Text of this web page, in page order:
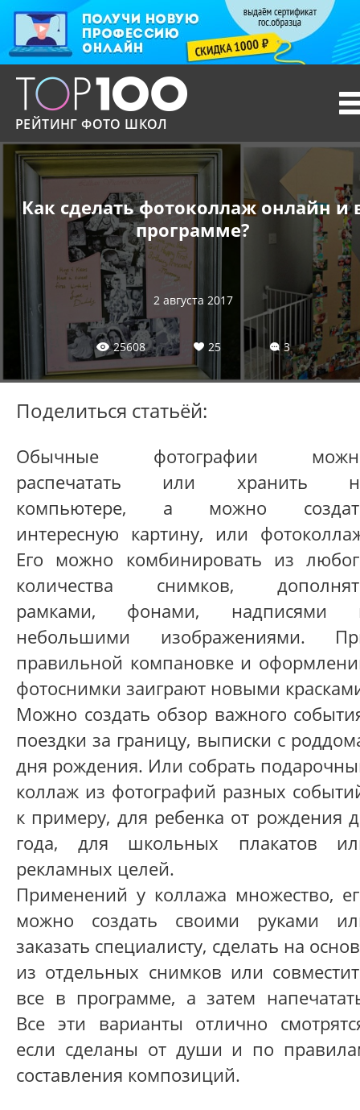
РЕЙТИНГ ФОТО ШКОЛ
Как сделать фотоколлаж онлайн и
программе?
2 августа 2017
25608 25 3
Поделиться статьёй:
Обычные фотографии
распечатать или хранить
компьютере, а можно
интересную картину, или
Его можно комбинировать из
количества снимков,
рамками, фонами, надписями
небольшими изображениями.
правильной компановке и
фотоснимки заиграют новыми
Можно создать обзор важного
поездки за границу, выписки с
дня рождения. Или собрать
коллаж из фотографий разных
к примеру, для ребенка от рождения
года, для школьных плакатов
рекламных целей.
Применений у коллажа множество,
можно создать своими руками
заказать специалисту, сделать на
из отдельных снимков или
все в программе, а затем
Все эти варианты отлично
если сделаны от души и по
составления композиций.